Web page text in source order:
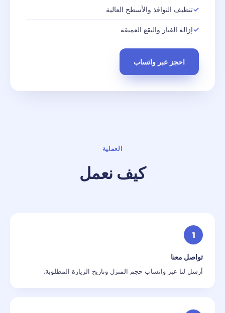
تنظيف النوافذ والأسطح العالية
إزالة الغبار والبقع العميقة
احجز عبر واتساب
العملية
كيف نعمل
1
تواصل معنا
أرسل لنا عبر واتساب حجم المنزل وتاريخ الزيارة المطلوبة.